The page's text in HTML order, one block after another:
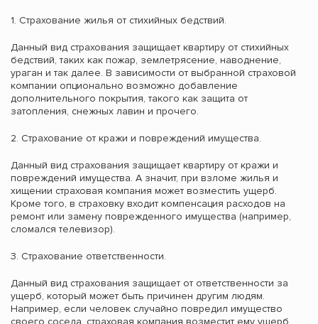
1. Страхование жилья от стихийных бедствий.
Данный вид страхования защищает квартиру от стихийных
бедствий, таких как пожар, землетрясение, наводнение,
ураган и так далее. В зависимости от выбранной страховой
компании опционально возможно добавление
дополнительного покрытия, такого как защита от
затопления, снежных лавин и прочего.
2. Страхование от кражи и повреждений имущества.
Данный вид страхования защищает квартиру от кражи и
повреждений имущества. А значит, при взломе жилья и
хищении страховая компания может возместить ущерб.
Кроме того, в страховку входит компенсация расходов на
ремонт или замену поврежденного имущества (например,
сломался телевизор).
3. Страхование ответственности.
Данный вид страхования защищает от ответственности за
ущерб, который может быть причинен другим людям.
Например, если человек случайно повредил имущество
своего соседа, страховая компания возместит ему ущерб.